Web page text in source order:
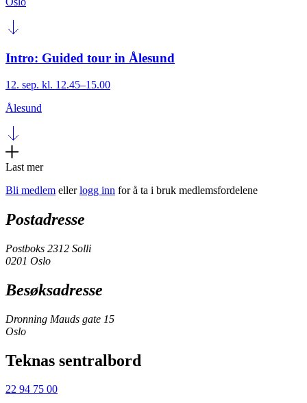
Intro: Guided tour in Ålesund
12. sep. kl. 12.45–15.00
Ålesund
Last mer
Bli medlem ellerlogg inn for å ta i bruk medlemsfordelene
Postadresse
Postboks 2312 Solli
0201 Oslo
Besøksadresse
Dronning Mauds gate 15
Oslo
Teknas sentralbord
22 94 75 00